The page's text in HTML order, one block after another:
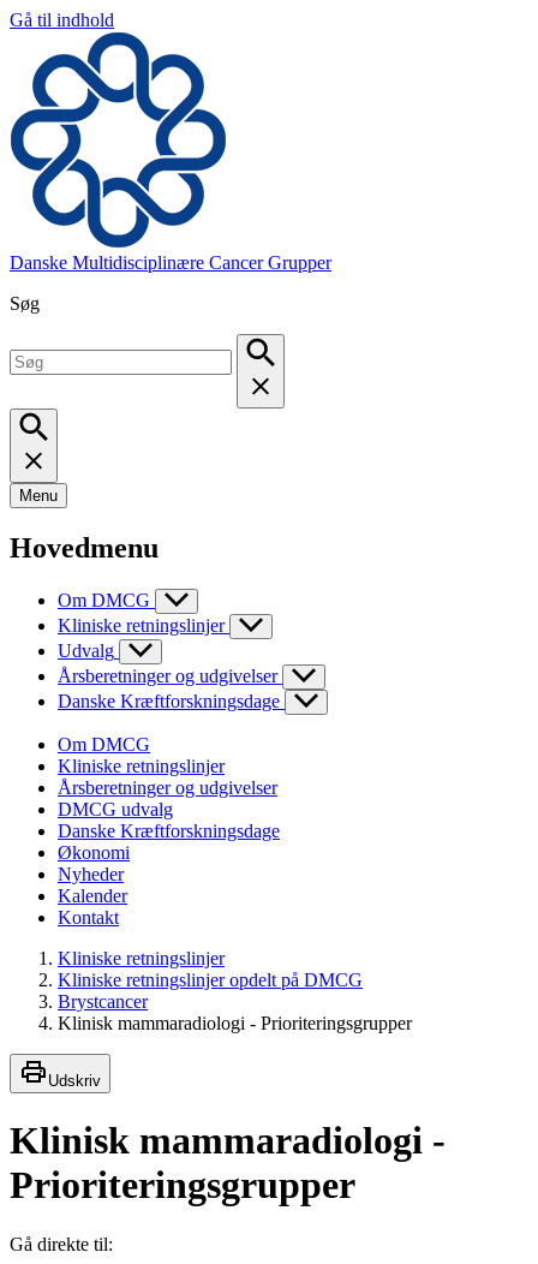
Gå til indhold
Danske Multidisciplinære Cancer Grupper
Søg
Menu
Hovedmenu
Om DMCG
Kliniske retningslinjer
Udvalg
Årsberetninger og udgivelser
Danske Kræftforskningsdage
Om DMCG
Kliniske retningslinjer
Årsberetninger og udgivelser
DMCG udvalg
Danske Kræftforskningsdage
Økonomi
Nyheder
Kalender
Kontakt
Kliniske retningslinjer
Kliniske retningslinjer opdelt på DMCG
Brystcancer
Klinisk mammaradiologi - Prioriteringsgrupper
Udskriv
Klinisk mammaradiologi -
Prioriteringsgrupper
Gå direkte til: